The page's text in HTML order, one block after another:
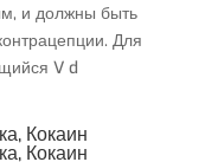
и должны быть
Для
V d
Кокаин
Кокаин